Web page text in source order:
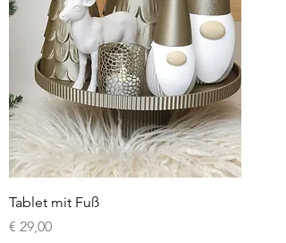
Tablet mit Fuß
Preis
€ 29,00